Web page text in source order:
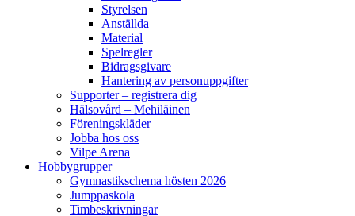
Styrelsen
Anställda
Material
Spelregler
Bidragsgivare
Hantering av personuppgifter
Supporter – registrera dig
Hälsovård – Mehiläinen
Föreningskläder
Jobba hos oss
Vilpe Arena
Hobbygrupper
Gymnastikschema hösten 2026
Jumppaskola
Timbeskrivningar